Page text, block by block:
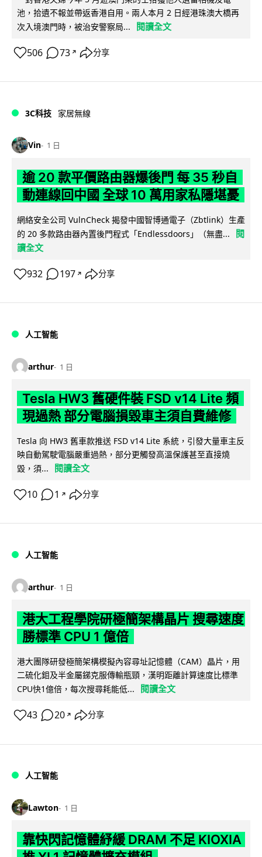
池，拾遺不報並帶返香港自用。兩人本月 2 日經港珠澳大橋再
次入境澳門時，被治安警察局...
閱讀全文
506 73 ↗ 分享
3C科技 家居無線
Vin 1 日
逾 20 款平價路由器爆後門 每 35 秒自
動連線回中國 全球 10 萬用家私隱堪憂
網絡安全公司 VulnCheck 揭發中國智博通電子（Zbtlink）生產
的 20 多款路由器內置後門程式「Endlessdoors」（無盡...
閱
讀全文
932 197 ↗ 分享
人工智能
arthur 1 日
Tesla HW3 舊硬件裝 FSD v14 Lite 頻
現過熱 部分電腦損毀車主須自費維修
Tesla 向 HW3 舊車款推送 FSD v14 Lite 系統，引發大量車主反
映自動駕駛電腦嚴重過熱，部分更觸發高溫保護甚至直接燒
毀，須...
閱讀全文
10 1 ↗ 分享
人工智能
arthur 1 日
港大工程學院研極簡架構晶片 搜尋速度
勝標準 CPU 1 億倍
港大團隊研發極簡架構模擬內容尋址記憶體（CAM）晶片，用
二硫化鉬及半金屬銻克服傳輸瓶頸，漢明距離計算速度比標準
CPU快1億倍，每次搜尋耗能低...
閱讀全文
43 20 ↗ 分享
人工智能
Lawton 1 日
靠快閃記憶體紓緩 DRAM 不足 KIOXIA